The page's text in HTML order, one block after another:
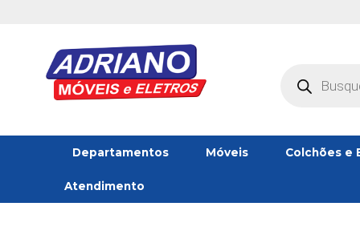
produtos
Departamentos Móveis Colchões e
Atendimento